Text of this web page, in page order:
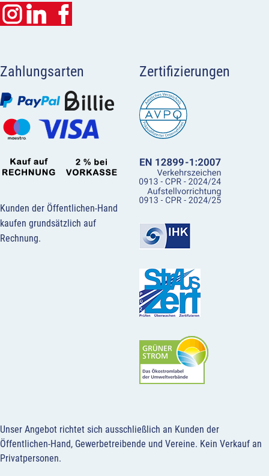
Zahlungsarten
Kunden der Öffentlichen-Hand
kaufen grundsätzlich auf
Rechnung.
Zertifizierungen
Unser Angebot richtet sich ausschließlich an Kunden der
Öffentlichen-Hand, Gewerbetreibende und Vereine. Kein Verkauf an
Privatpersonen.